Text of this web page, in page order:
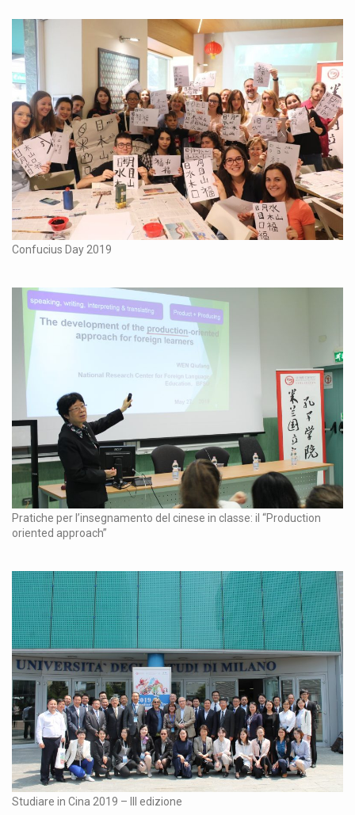
Confucius Day 2019
Pratiche per l’insegnamento del cinese in classe: il “Production
oriented approach”
Studiare in Cina 2019 – III edizione